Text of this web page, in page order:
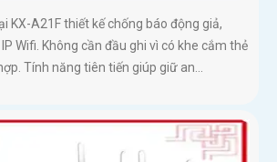
KX-A21F thiết kế chống báo động giả,
Wifi. Không cần đầu ghi vì có khe cắm thẻ
Tính năng tiên tiến giúp giữ an...